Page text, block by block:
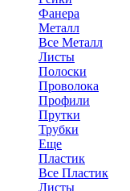
Фанера
Металл
Все Металл
Листы
Полоски
Проволока
Профили
Прутки
Трубки
Еще
Пластик
Все Пластик
Листы